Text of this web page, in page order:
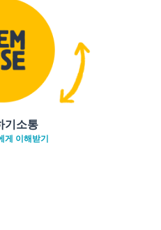
기소통
게 이해받기